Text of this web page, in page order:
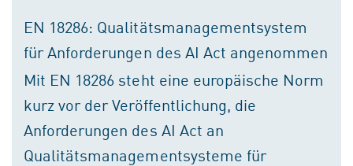
EN 18286: Qualitätsmanagementsystem
für Anforderungen des AI Act angenommen
Mit EN 18286 steht eine europäische Norm
kurz vor der Veröffentlichung, die
Anforderungen des AI Act an
Qualitätsmanagementsysteme für